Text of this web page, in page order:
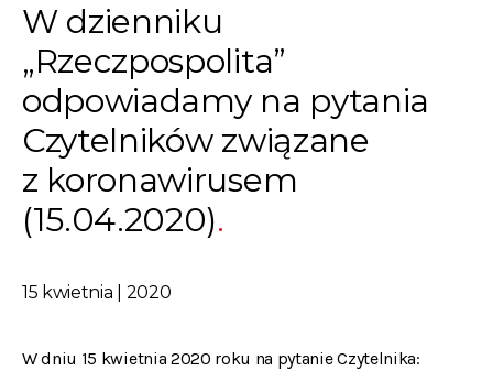
W dzienniku
„Rzeczpospolita”
odpowiadamy na pytania
Czytelników związane
z koronawirusem
(15.04.2020)
15 kwietnia | 2020
W dniu 15 kwietnia 2020 roku na pytanie Czytelnika: